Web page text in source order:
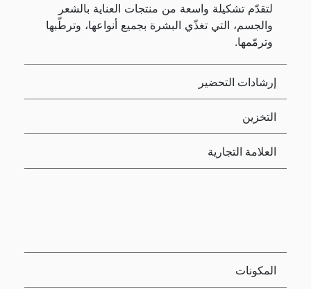
لتقدّم تشكيلة واسعة من منتجات العناية بالشعر
والجسم، التي تغذّي البشرة بجميع أنواعها، وترطّبها
وترمّمها.
إرشادات التحضير
التخزين
العلامة التجارية
المكونات